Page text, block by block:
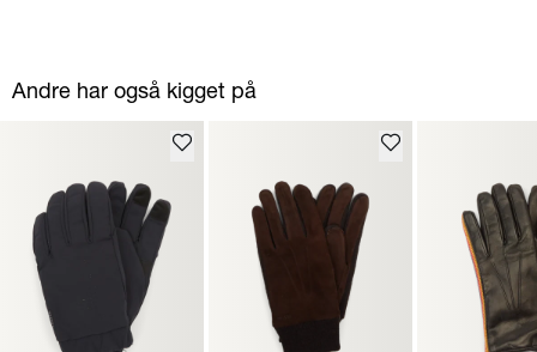
Andre har også kigget på